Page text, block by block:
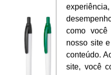
como você
nosso site
conteúdo.
site, você